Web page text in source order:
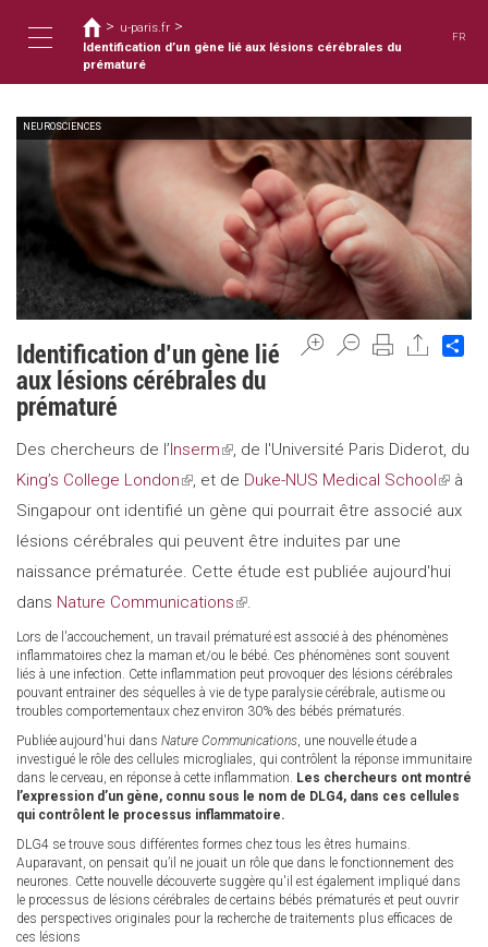
容
Toggle
navigation
您
在
這
裡
> u-paris.fr >
Identification d’un gène lié aux lésions cérébrales du
prématuré
FR
NEUROSCIENCES
Identification d’un gène lié
aux lésions cérébrales du
prématuré
Des chercheurs de l’ Inserm(link
is
external)
, de l'Université Paris Diderot, du
King’s College London(link
is
external)
, et de Duke-NUS Medical School (link
is
à
Singapour ont identifié un gène qui pourrait être associé aux
lésions cérébrales qui peuvent être induites par une
naissance prématurée. Cette étude est publiée aujourd'hui
dans Nature Communications(link
is
external)
.
Lors de l'accouchement, un travail prématuré est associé à des phénomènes
inflammatoires chez la maman et/ou le bébé. Ces phénomènes sont souvent
liés à une infection. Cette inflammation peut provoquer des lésions cérébrales
pouvant entrainer des séquelles à vie de type paralysie cérébrale, autisme ou
troubles comportementaux chez environ 30% des bébés prématurés.
Publiée aujourd'hui dans Nature Communications, une nouvelle étude a
investigué le rôle des cellules microgliales, qui contrôlent la réponse immunitaire
dans le cerveau, en réponse à cette inflammation. Les chercheurs ont montré
l’expression d’un gène, connu sous le nom de DLG4, dans ces cellules
qui contrôlent le processus inflammatoire.
DLG4 se trouve sous différentes formes chez tous les êtres humains.
Auparavant, on pensait qu’il ne jouait un rôle que dans le fonctionnement des
neurones. Cette nouvelle découverte suggère qu'il est également impliqué dans
le processus de lésions cérébrales de certains bébés prématurés et peut ouvrir
des perspectives originales pour la recherche de traitements plus efficaces de
ces lésions